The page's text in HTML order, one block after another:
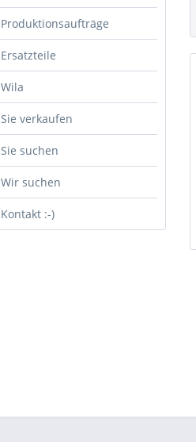
Produktionsaufträge
Ersatzteile
Wila
Sie verkaufen
Sie suchen
Wir suchen
Kontakt :-)